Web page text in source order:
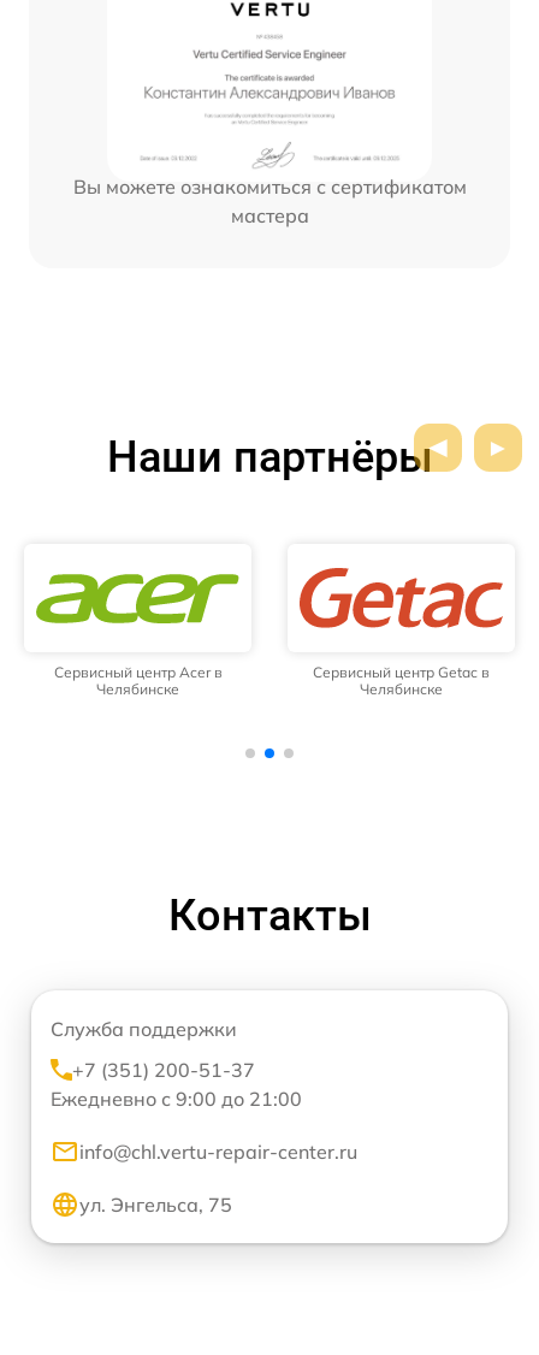
Вы можете ознакомиться с сертификатом
мастера
Наши партнёры
Сервисный центр Acer в
Челябинске
Сервисный центр Getac в
Челябинске
Контакты
Служба поддержки
+7 (351) 200-51-37
Ежедневно с 9:00 до 21:00
info@chl.vertu-repair-center.ru
ул. Энгельса, 75